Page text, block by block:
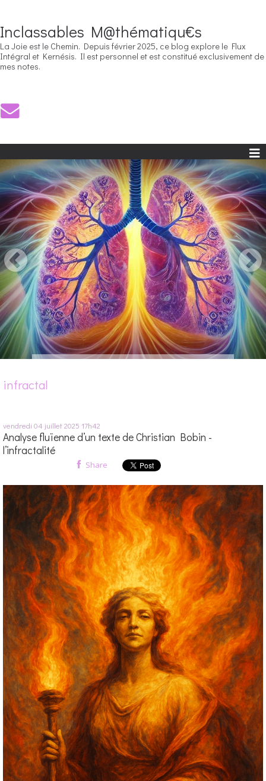
Inclassables M@thématiqu€s
La Joie est le Chemin. Depuis février 2025, ce blog explore le Flux
Intégral et Kernésis. Il est personnel et est constitué exclusivement de
mes notes.
infractal
vendredi 04 juillet 2025 17h42
Analyse fluïenne d’un texte de Christian Bobin -
l’infractalité
Share